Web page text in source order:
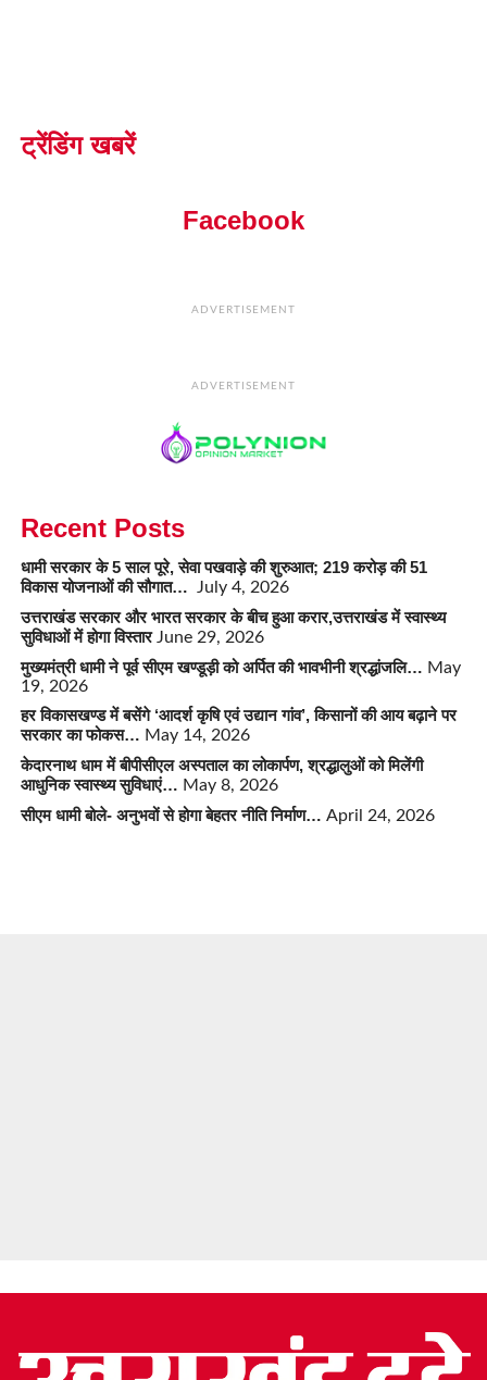
ट्रेंडिंग खबरें
Facebook
ADVERTISEMENT
ADVERTISEMENT
Recent Posts
धामी सरकार के 5 साल पूरे, सेवा पखवाड़े की शुरुआत; 219 करोड़ की 51
विकास योजनाओं की सौगात…
July 4, 2026
उत्तराखंड सरकार और भारत सरकार के बीच हुआ करार,उत्तराखंड में स्वास्थ्य
सुविधाओं में होगा विस्तार June 29, 2026
मुख्यमंत्री धामी ने पूर्व सीएम खण्डूड़ी को अर्पित की भावभीनी श्रद्धांजलि… May
19, 2026
हर विकासखण्ड में बसेंगे ‘आदर्श कृषि एवं उद्यान गांव’, किसानों की आय बढ़ाने पर
सरकार का फोकस… May 14, 2026
केदारनाथ धाम में बीपीसीएल अस्पताल का लोकार्पण, श्रद्धालुओं को मिलेंगी
आधुनिक स्वास्थ्य सुविधाएं… May 8, 2026
सीएम धामी बोले- अनुभवों से होगा बेहतर नीति निर्माण… April 24, 2026